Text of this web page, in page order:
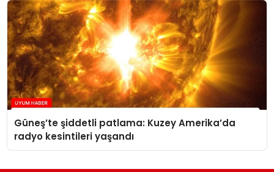
Güneş’te şiddetli patlama: Kuzey Amerika’da
radyo kesintileri yaşandı